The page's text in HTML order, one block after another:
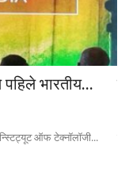
भारतीय...
ऑफ टेक्नॉलॉजी...